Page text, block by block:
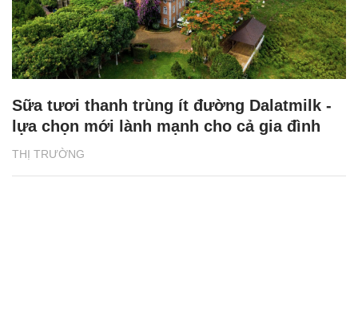
THỊ TRƯỜNG
Sữa tươi thanh trùng ít đường Dalatmilk -
lựa chọn mới lành mạnh cho cả gia đình